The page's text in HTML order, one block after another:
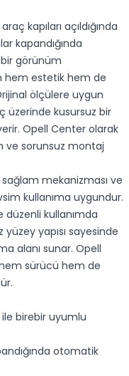
araç kapıları açıldığında
kapandığında
görünüm
hem estetik hem de
ölçülere uygun
üzerinde kusursuz bir
Opell Center olarak
ve sorunsuz montaj
sağlam mekanizması ve
kullanıma uygundur.
düzenli kullanımda
yapısı sayesinde
alanı sunar. Opell
sürücü hem de
ile birebir uyumlu
otomatik